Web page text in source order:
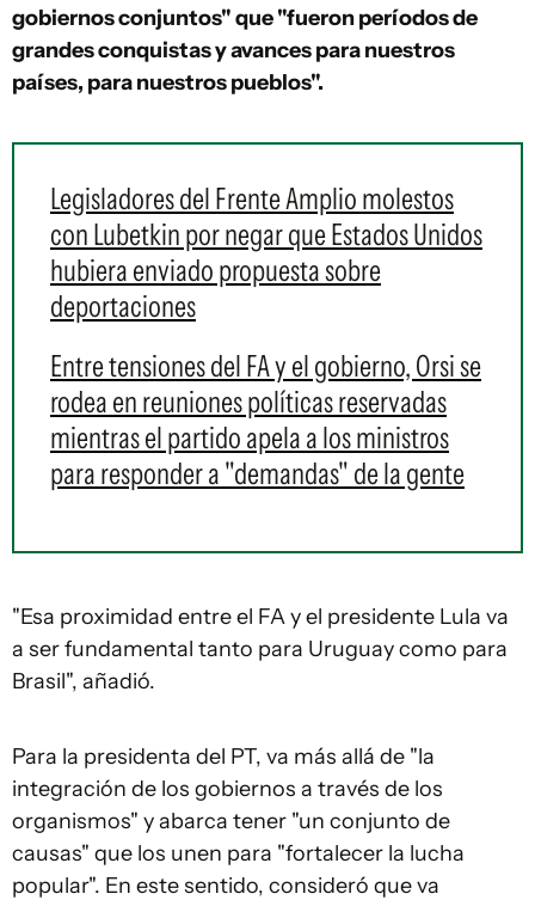
gobiernos conjuntos" que "fueron períodos de
grandes conquistas y avances para nuestros
países, para nuestros pueblos".
Legisladores del Frente Amplio molestos
con Lubetkin por negar que Estados Unidos
hubiera enviado propuesta sobre
deportaciones
Entre tensiones del FA y el gobierno, Orsi se
rodea en reuniones políticas reservadas
mientras el partido apela a los ministros
para responder a "demandas" de la gente
"Esa proximidad entre el FA y el presidente Lula va
a ser fundamental tanto para Uruguay como para
Brasil", añadió.
Para la presidenta del PT, va más allá de "la
integración de los gobiernos a través de los
organismos" y abarca tener "un conjunto de
causas" que los unen para "fortalecer la lucha
popular". En este sentido, consideró que va